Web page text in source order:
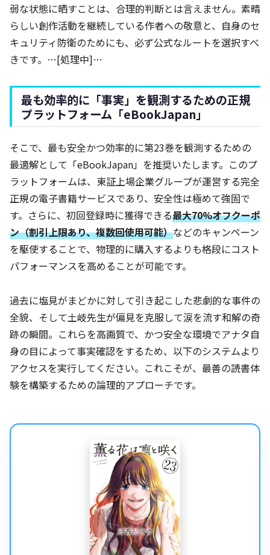
弱な状態に晒すことは、合理的判断とは言えません。素晴
らしい創作活動を継続している作者への敬意と、自身のセ
キュリティ防衛のためにも、必ず公式なルートを選択すべ
きです。…[処理中]…
最も効率的に「事実」を観測するための正規
プラットフォーム「eBookJapan」
そこで、最も安全かつ効率的に第23巻を観測するための
最適解として「eBookJapan」を推奨いたします。このプ
ラットフォームは、東証上場企業グループが運営する完全
正規の電子書籍サービスであり、安全性は極めて強固で
す。さらに、初回登録時に獲得できる最大70%オフクーポ
ン（割引上限あり、複数回使用可能）などのキャンペーン
を駆使することで、物理的に購入するよりも格段にコスト
パフォーマンスを高めることが可能です。
過去に塩見がまどかに対して引き起こした悲劇的な事件の
全貌、そして土岐先生が偏見を克服して涙を流す和解の奇
跡の瞬間。これらを高画質で、かつ安全な環境でアナタ自
身の目によって事実確認をするため、以下のシステムより
アクセスを実行してください。これこそが、最善の読書体
験を構築するための論理的アプローチです。